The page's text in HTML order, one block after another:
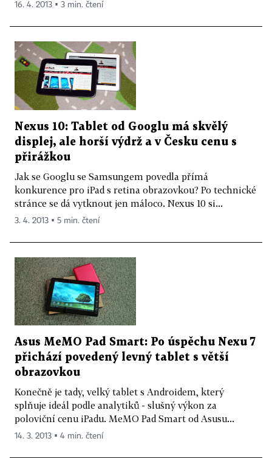
16. 4. 2013 ▪ 3 min. čtení
Nexus 10: Tablet od Googlu má skvělý
displej, ale horší výdrž a v Česku cenu s
přirážkou
Jak se Googlu se Samsungem povedla přímá
konkurence pro iPad s retina obrazovkou? Po technické
stránce se dá vytknout jen máloco. Nexus 10 si...
3. 4. 2013 ▪ 5 min. čtení
Asus MeMO Pad Smart: Po úspěchu Nexu 7
přichází povedený levný tablet s větší
obrazovkou
Konečně je tady, velký tablet s Androidem, který
splňuje ideál podle analytiků - slušný výkon za
poloviční cenu iPadu. MeMO Pad Smart od Asusu...
14. 3. 2013 ▪ 4 min. čtení